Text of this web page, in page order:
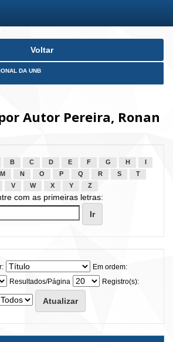
Voltar
DA UNB
Autor Pereira, Ronan
B C D E F G H
M N O P Q R S
T
V W X Y Z
com as primeiras letras:
Em ordem:
Resultados/Página
Registro(s):